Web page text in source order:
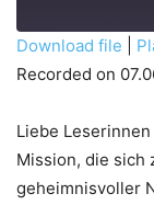
SHARE
LINK
Download file
Recorded on
Liebe
Mission, die sich
geheimnisvoller